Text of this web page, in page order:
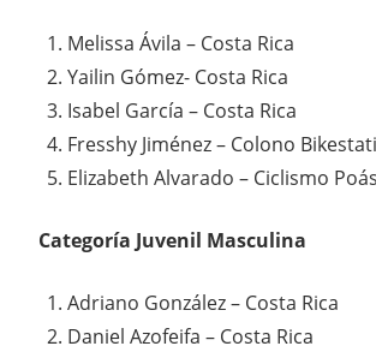
Melissa Ávila – Costa Rica
Yailin Gómez- Costa Rica
Isabel García – Costa Rica
Fresshy Jiménez – Colono
Elizabeth Alvarado – Ciclismo Poás
Categoría Juvenil Masculina
Adriano González – Costa Rica
Daniel Azofeifa – Costa Rica